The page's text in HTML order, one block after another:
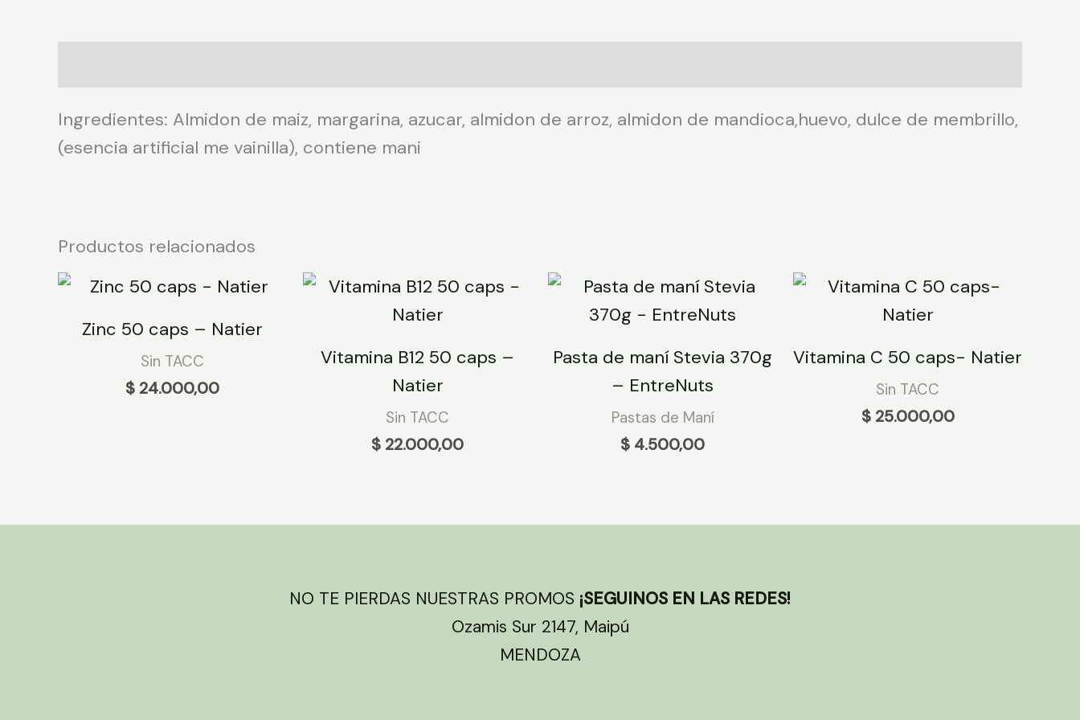
Ingredientes: Almidon de maiz, margarina, azucar, almidon de arroz, almidon de mandioca,huevo, dulce de membrillo,
(esencia artificial me vainilla), contiene mani
Productos relacionados
Zinc 50 caps – Natier
Sin TACC
$ 24.000,00
Vitamina B12 50 caps –
Natier
Sin TACC
$ 22.000,00
Pasta de maní Stevia 370g
– EntreNuts
Pastas de Maní
$ 4.500,00
Vitamina C 50 caps- Natier
Sin TACC
$25.000,00
NO TE PIERDAS NUESTRAS PROMOS ¡SEGUINOS EN LAS REDES!
Ozamis Sur 2147, Maipú
MENDOZA